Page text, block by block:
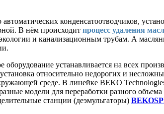
конденсатоотводчиков,
В нём происходит процесс удаления
и канализационным трубам. А
устанавливается на всех
относительно недорогих и
среде. В линейке BEKO
модели для переработки разного
станции (деэмульгаторы)